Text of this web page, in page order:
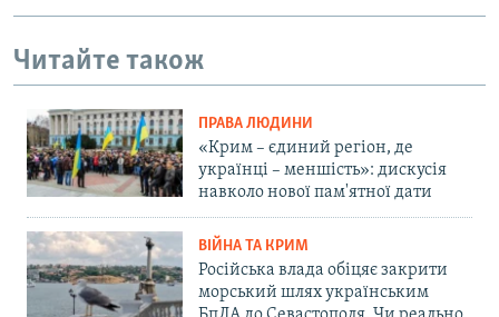
Читайте також
ПРАВА ЛЮДИНИ
«Крим – єдиний регіон, де
українці – меншість»: дискусія
навколо нової пам'ятної дати
ВІЙНА ТА КРИМ
Російська влада обіцяє закрити
морський шлях українським